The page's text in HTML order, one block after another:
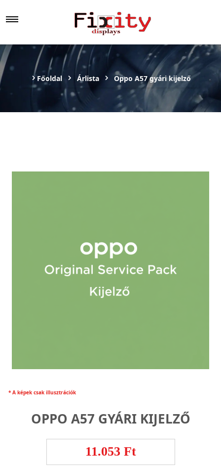
Főoldal Árlista Oppo A57 gyári kijelző
* A képek csak illusztrációk
OPPO A57 GYÁRI KIJELZŐ
11.053 Ft